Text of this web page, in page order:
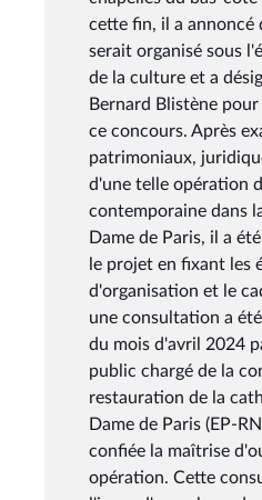
cette fin, il a annoncé
serait organisé sous
de la culture et a
Bernard Blistène
ce concours. Après
patrimoniaux,
d'une telle opération
contemporaine dans
Dame de Paris, il a
le projet en fixant les
d'organisation et le
une consultation a
du mois d'avril 2024
public chargé de la
restauration de la
Dame de Paris (EP-
confiée la maîtrise
opération. Cette